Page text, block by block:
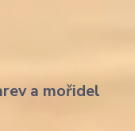
a mořidel